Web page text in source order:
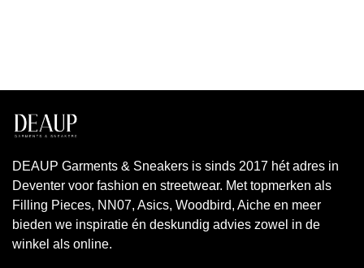
DEAUP Garments & Sneakers is sinds 2017 hét adres in
Deventer voor fashion en streetwear. Met topmerken als
Filling Pieces, NN07, Asics, Woodbird, Aiche en meer
bieden we inspiratie én deskundig advies zowel in de
winkel als online.